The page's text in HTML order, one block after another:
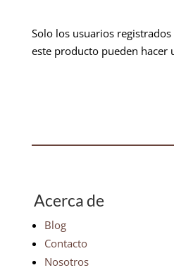
Solo los usuarios
este producto pueden hacer
Acerca de
Blog
Contacto
Nosotros